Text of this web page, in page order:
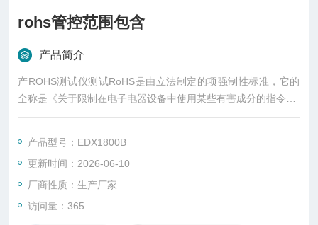
rohs管控范围包含
产品简介
产ROHS测试仪测试RoHS是由立法制定的项强制性标准，它的
全称是《关于限制在电子电器设备中使用某些有害成分的指令》(
Restrictionof Hazardous Substances)。
产品型号：EDX1800B
更新时间：2026-06-10
厂商性质：生产厂家
访问量：365